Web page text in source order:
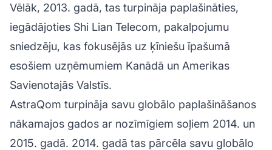
Vēlāk, 2013. gadā, tas turpināja paplašināties,
iegādājoties Shi Lian Telecom, pakalpojumu
sniedzēju, kas fokusējās uz ķīniešu īpašumā
esošiem uzņēmumiem Kanādā un Amerikas
Savienotajās Valstīs.
AstraQom turpināja savu globālo paplašināšanos
nākamajos gados ar nozīmīgiem soļiem 2014. un
2015. gadā. 2014. gadā tas pārcēla savu globālo